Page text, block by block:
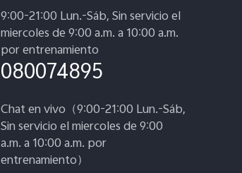
9:00-21:00 Lun.-Sáb, Sin servicio el
miercoles de 9:00 a.m. a 10:00 a.m.
por entrenamiento
080074895
Chat en vivo（9:00-21:00 Lun.-Sáb,
Sin servicio el miercoles de 9:00
a.m. a 10:00 a.m. por
entrenamiento）